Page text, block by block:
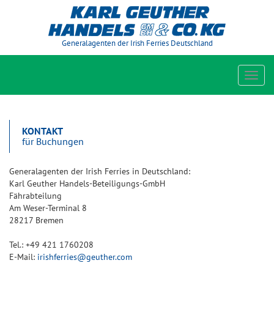
Generalagenten der Irish Ferries Deutschland
KONTAKT
für Buchungen
Generalagenten der Irish Ferries in Deutschland:
Karl Geuther Handels-Beteiligungs-GmbH
Fährabteilung
Am Weser-Terminal 8
28217 Bremen
Tel.: +49 421 1760208
E-Mail: irishferries@geuther.com